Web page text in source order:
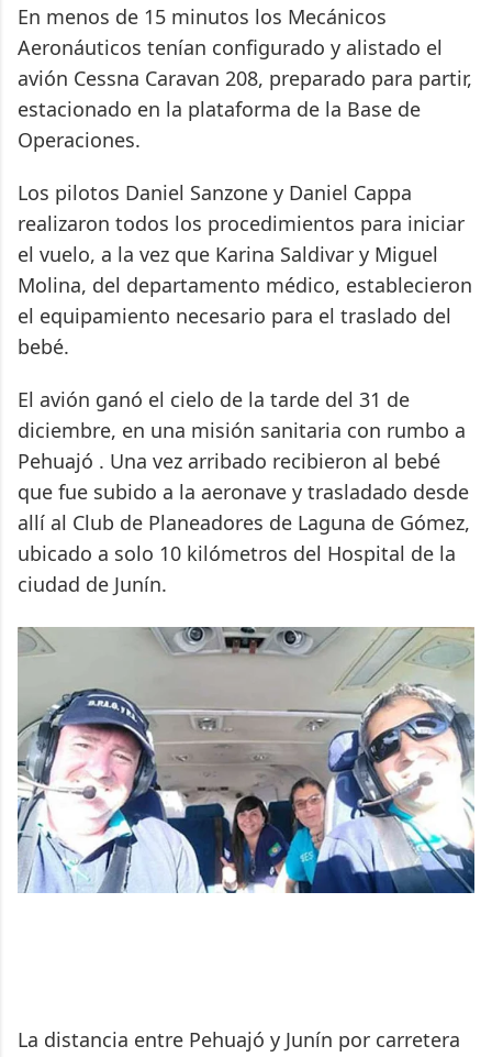
En menos de 15 minutos los Mecánicos
Aeronáuticos tenían configurado y alistado el
avión Cessna Caravan 208, preparado para partir,
estacionado en la plataforma de la Base de
Operaciones.
Los pilotos Daniel Sanzone y Daniel Cappa
realizaron todos los procedimientos para iniciar
el vuelo, a la vez que Karina Saldivar y Miguel
Molina, del departamento médico, establecieron
el equipamiento necesario para el traslado del
bebé.
El avión ganó el cielo de la tarde del 31 de
diciembre, en una misión sanitaria con rumbo a
Pehuajó . Una vez arribado recibieron al bebé
que fue subido a la aeronave y trasladado desde
allí al Club de Planeadores de Laguna de Gómez,
ubicado a solo 10 kilómetros del Hospital de la
ciudad de Junín.
La distancia entre Pehuajó y Junín por carretera